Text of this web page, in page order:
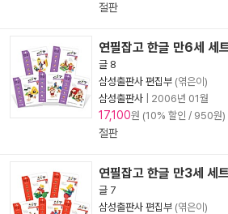
절판
연필잡고 한글 만6세 세
글 8
삼성출판사 편집부 (엮은이)
삼성출판사
2006년 01월
17,100원 (10% 할인 / 950원)
절판
연필잡고 한글 만3세 세
글 7
삼성출판사 편집부 (엮은이)